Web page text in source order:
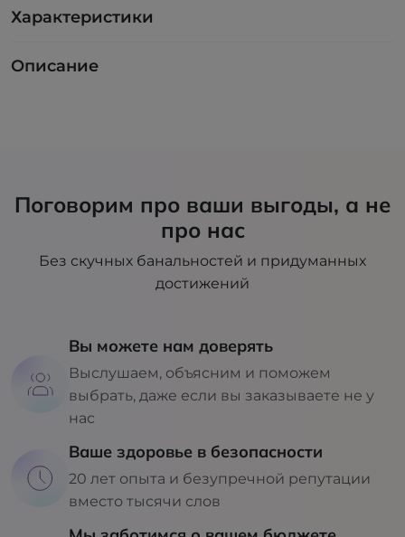
Характеристики
Описание
Поговорим про ваши выгоды, а не
про нас
Без скучных банальностей и придуманных
достижений
Вы можете нам доверять
Выслушаем, объясним и поможем
выбрать, даже если вы заказываете не у
нас
Ваше здоровье в безопасности
20 лет опыта и безупречной репутации
вместо тысячи слов